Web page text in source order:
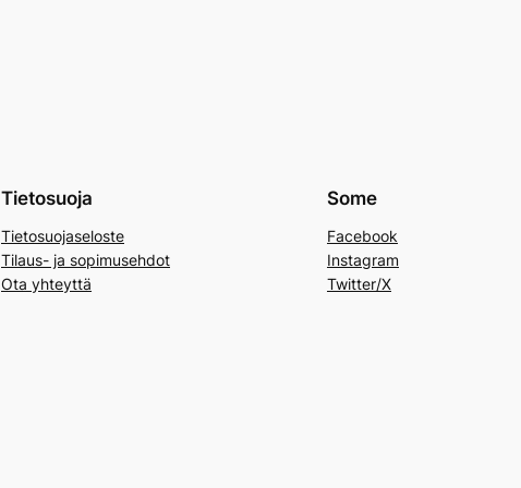
Tietosuoja
Tietosuojaseloste
Tilaus- ja sopimusehdot
Ota yhteyttä
Some
Facebook
Instagram
Twitter/X